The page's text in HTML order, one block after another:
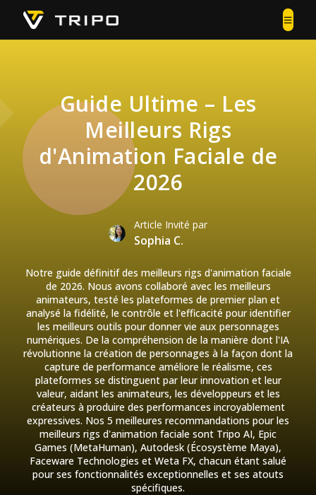
Guide Ultime – Les
Meilleurs Rigs
d'Animation Faciale de
2026
Article Invité par
Sophia C.
Notre guide définitif des meilleurs rigs d'animation faciale
de 2026. Nous avons collaboré avec les meilleurs
animateurs, testé les plateformes de premier plan et
analysé la fidélité, le contrôle et l'efficacité pour identifier
les meilleurs outils pour donner vie aux personnages
numériques. De la compréhension de la manière dont l'IA
révolutionne la création de personnages à la façon dont la
capture de performance améliore le réalisme, ces
plateformes se distinguent par leur innovation et leur
valeur, aidant les animateurs, les développeurs et les
créateurs à produire des performances incroyablement
expressives. Nos 5 meilleures recommandations pour les
meilleurs rigs d'animation faciale sont Tripo AI, Epic
Games (MetaHuman), Autodesk (Écosystème Maya),
Faceware Technologies et Weta FX, chacun étant salué
pour ses fonctionnalités exceptionnelles et ses atouts
spécifiques.